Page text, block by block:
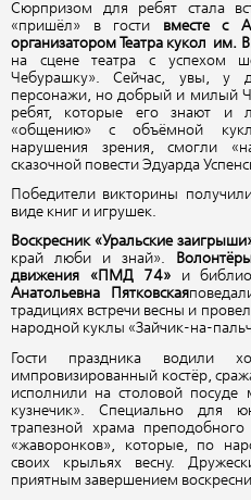
Сюрпризом для ребят стала
«пришёл» в гости вместе с
организатором Театра кукол им.
на сцене театра с успехом
Чебурашку». Сейчас, увы, у
персонажи, но добрый и милый
ребят, которые его знают и
«общению» с объёмной
нарушения зрения, смогли
сказочной повести Эдуарда
Победители викторины
виде книг и игрушек.
Воскресник «Уральские
край люби и знай».
движения «ПМД 74» и
Анатольевна Пятковская
традициях встречи весны и
народной куклы «Зайчик-на-
Гости праздника водили
импровизированный костёр,
исполнили на столовой
кузнечик». Специально для
трапезной храма
«жаворонков», которые, по
своих крыльях весну.
приятным завершением